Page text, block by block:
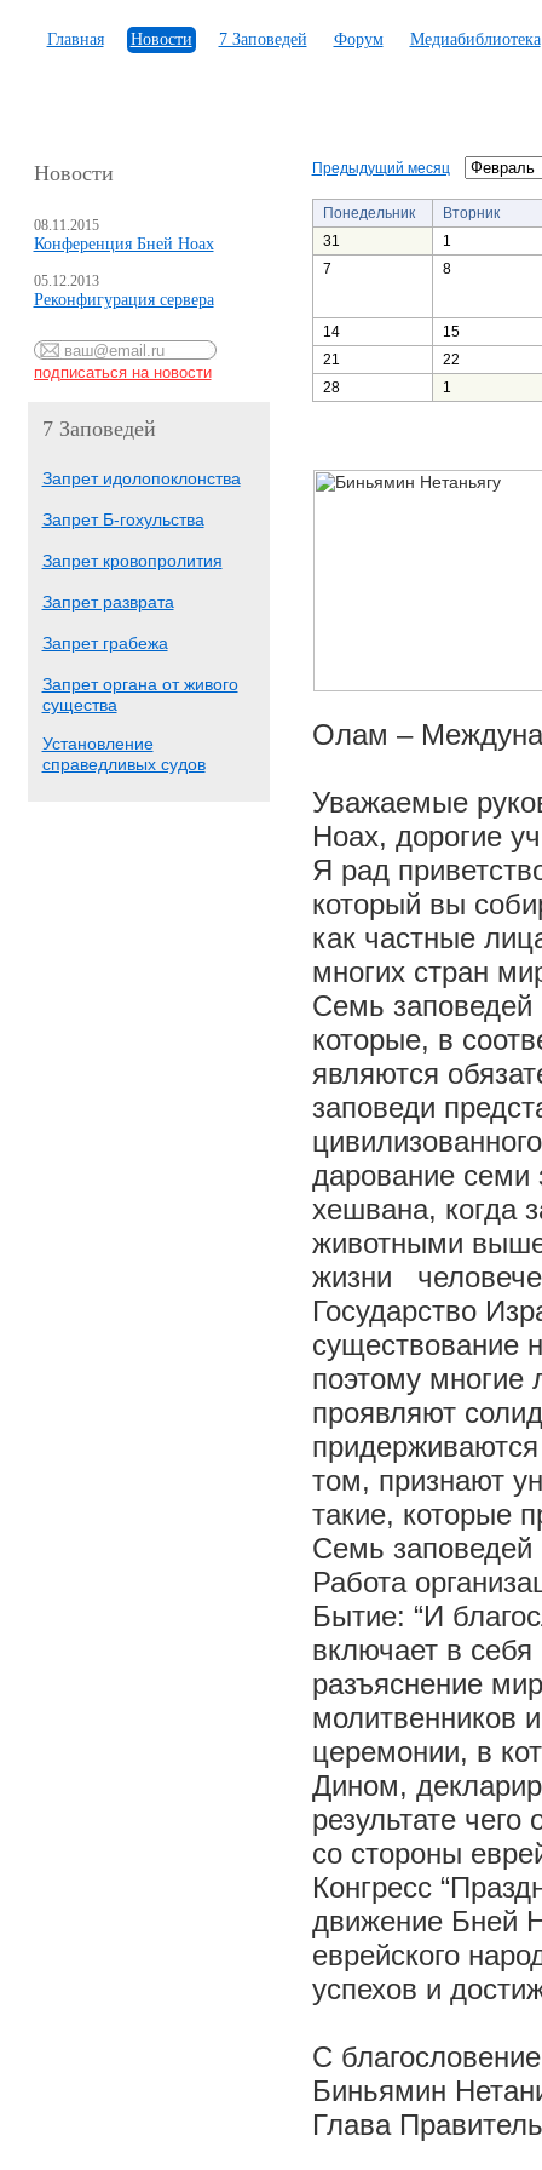
Главная Новости 7 Заповедей Форум Медиабиблиотека
Новости
08.11.2015
Конференция Бней Ноах
05.12.2013
Реконфигурация сервера
7 Заповедей
Запрет идолопоклонства
Запрет Б-гохульства
Запрет кровопролития
Запрет разврата
Запрет грабежа
Запрет органа от живого
существа
Установление
справедливых судов
Предыдущий месяц
Понедельник
Вторник
31
1
7
8
14
15
21
22
28
1
Олам –
Уважаемые
Ноах, дорогие
Я рад
который вы
как частные
многих стран
Семь заповедей
которые, в
являются
заповеди
дарование семи
хешвана, когда
животными
жизни
Государство
существование
поэтому
проявляют
том, признают
такие, которые
Семь заповедей
Работа
Бытие: “И
включает в
разъяснение
молитвенников
церемонии, в
Дином,
результате
со стороны
Конгресс
движение Бней
еврейского
успехов и
С
Биньямин
Глава